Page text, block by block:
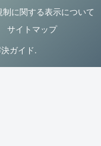
制に関する表示について
サイトマップ
ガイド.